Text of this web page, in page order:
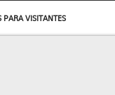
PARA VISITANTES